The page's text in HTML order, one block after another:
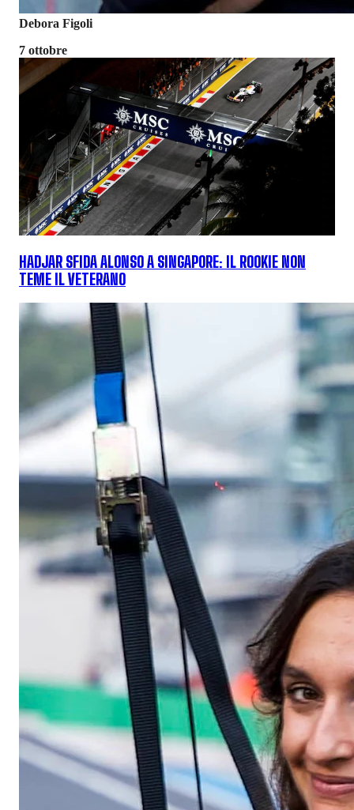
Debora Figoli
7 ottobre
HADJAR SFIDA ALONSO A SINGAPORE: IL ROOKIE NON
TEME IL VETERANO